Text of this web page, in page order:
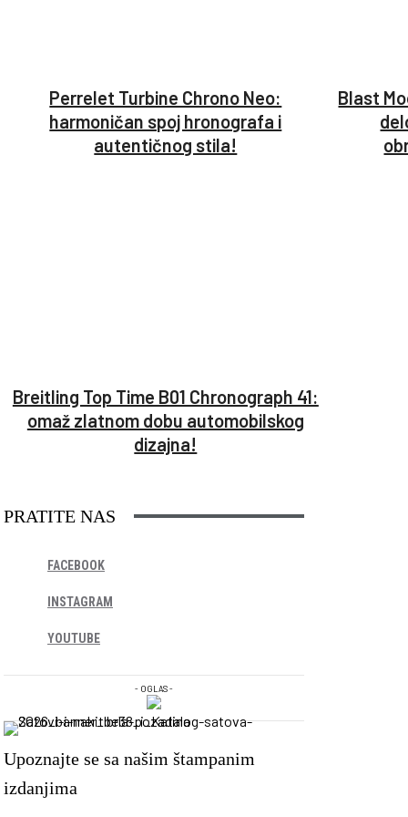
Perrelet Turbine Chrono Neo:
harmoničan spoj hronografa i
autentičnog stila!
Blast
Breitling Top Time B01 Chronograph 41:
omaž zlatnom dobu automobilskog
dizajna!
PRATITE NAS
FACEBOOK
INSTAGRAM
YOUTUBE
- OGLAS -
Upoznajte se sa našim štampanim
izdanjima